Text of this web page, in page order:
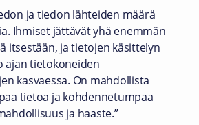
ja tiedon lähteiden määrä
Ihmiset jättävät yhä enemmän
itsestään, ja tietojen käsittelyn
ajan tietokoneiden
kasvaessa. On mahdollista
tietoa ja kohdennetumpaa
ja haaste.”